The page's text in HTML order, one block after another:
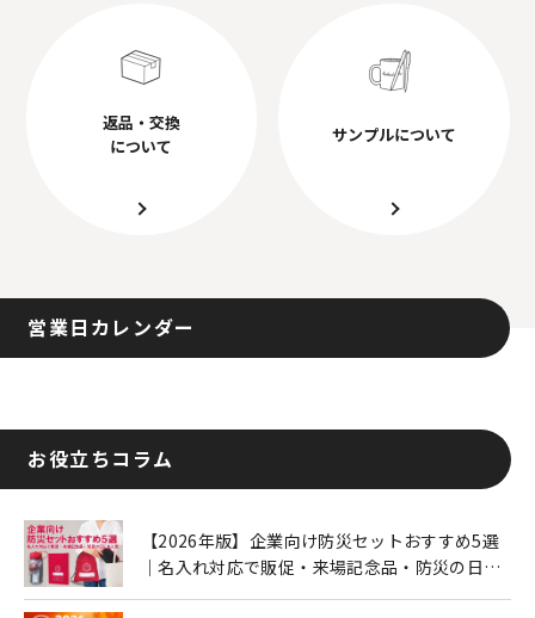
返品・交換
について
サンプルについて
営業日カレンダー
お役立ちコラム
【2026年版】企業向け防災セットおすすめ5選
｜名入れ対応で販促・来場記念品・防災の日に